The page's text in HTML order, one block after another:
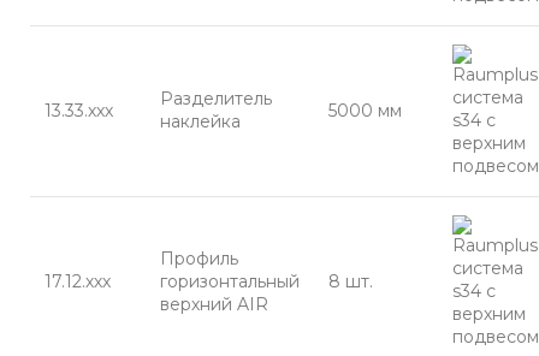
13.33.ххх
Разделитель
наклейка
5000 мм
17.12.ххх
Профиль
горизонтальный
верхний AIR
8 шт.